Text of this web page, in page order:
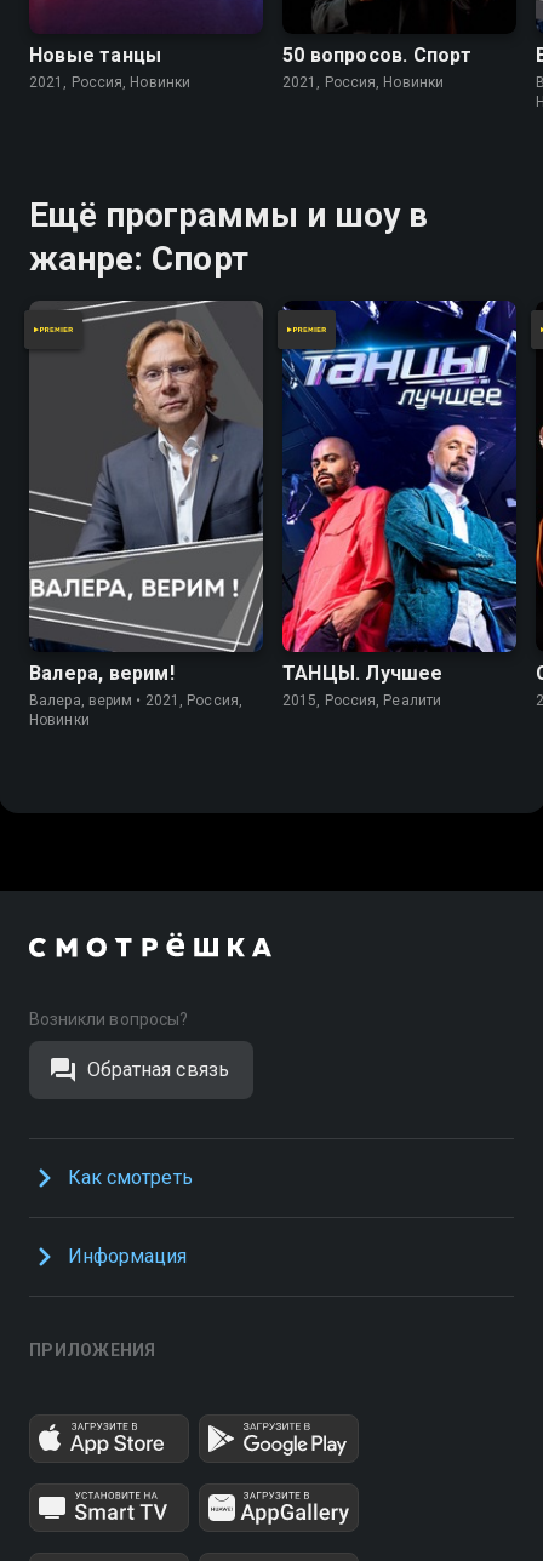
Новые танцы
2021, Россия, Новинки
50 вопросов. Спорт
2021, Россия, Новинки
Ещё программы и шоу в
жанре: Спорт
Валера, верим!
Валера, верим • 2021, Россия,
Новинки
ТАНЦЫ. Лучшее
2015, Россия, Реалити
Возникли вопросы?
Обратная связь
Как смотреть
Информация
ПРИЛОЖЕНИЯ